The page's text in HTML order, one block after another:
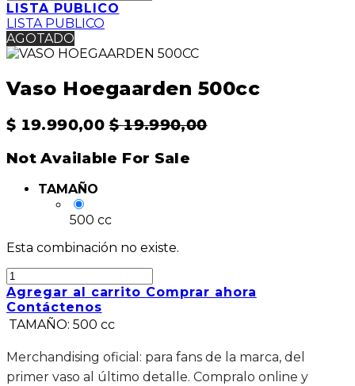
LISTA PUBLICO
LISTA PUBLICO
AGOTADO
Vaso Hoegaarden 500cc
$ 19.990,00 $19.990,00
Not Available For Sale
TAMAÑO
500 cc
Esta combinación no existe.
Agregar al carrito Comprar ahora
Contáctenos
TAMAÑO: 500 cc
Merchandising oficial: para fans de la marca, del
primer vaso al último detalle. Compralo online y